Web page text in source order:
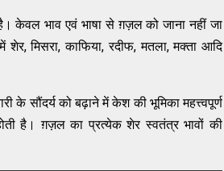
केवल भाव एवं भाषा से ग़ज़ल को जाना नहीं जा
मिसरा, काफिया, रदीफ, मतला, मक्ता आदि
के सौंदर्य को बढ़ाने में केश की भूमिका महत्त्वपूर्ण
है। ग़ज़ल का प्रत्येक शेर स्वतंत्र भावों की